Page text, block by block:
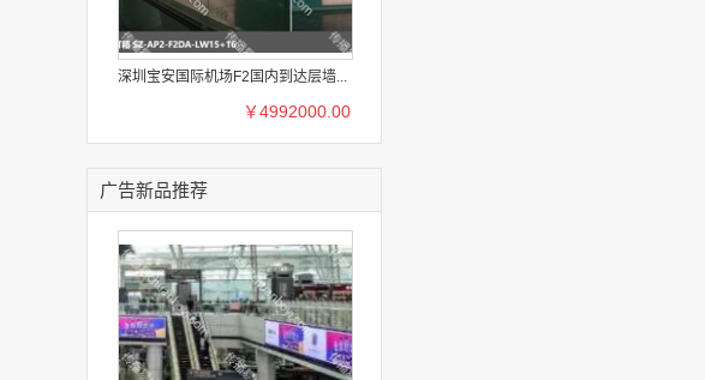
深圳宝安国际机场F2国内到达层墙...
￥4992000.00
广告新品推荐